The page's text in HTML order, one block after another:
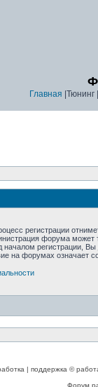
Главная |Тюнинг
регистрации
форума может
началом регистрации,
на форумах означает
| поддержка ©
Форум